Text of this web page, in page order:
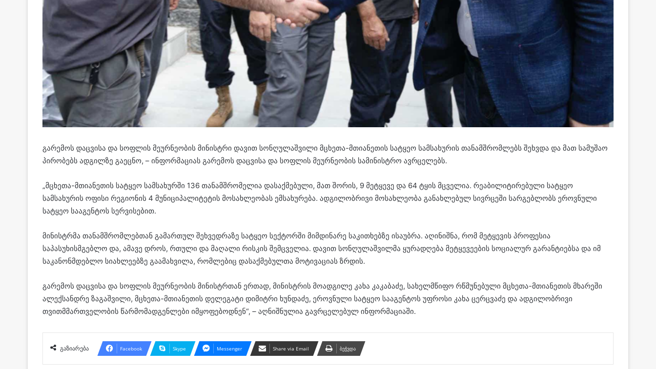
გარემოს დაცვისა და სოფლის მეურნეობის მინისტრი დავით სონღულაშვილი მცხეთა-მთიანეთის სატყეო სამსახურის თანამშრომლებს შეხვდა და მათ სამუშაო
პირობებს ადგილზე გაეცნო, – ინფორმაციას გარემოს დაცვისა და სოფლის მეურნეობის სამინისტრო ავრცელებს.
„მცხეთა-მთიანეთის სატყეო სამსახურში 136 თანამშრომელია დასაქმებული, მათ შორის, 9 მეტყევე და 64 ტყის მცველია. რეაბილიტირებული სატყეო
სამსახურის ოფისი რეგიონის 4 მუნიციპალიტეტის მოსახლეობას ემსახურება. ადგილობრივი მოსახლეობა განახლებულ სივრცეში სარგებლობს ეროვნული
სატყეო სააგენტოს სერვისებით.
მინისტრმა თანამშრომლებთან გამართულ შეხვედრაზე სატყეო სექტორში მიმდინარე საკითხებზე ისაუბრა. აღინიშნა, რომ მეტყევის პროფესია
საპასუხისმგებლო და, ამავე დროს, რთული და მაღალი რისკის შემცველია. დავით სონღულაშვილმა ყურადღება მეტყევეების სოციალურ გარანტიებსა და იმ
საკანონმდებლო სიახლეებზე გაამახვილა, რომლებიც დასაქმებულთა მოტივაციას ზრდის.
გარემოს დაცვისა და სოფლის მეურნეობის მინისტრთან ერთად, მინისტრის მოადგილე კახა კაკაბაძე, სახელმწიფო რწმუნებული მცხეთა-მთიანეთის მხარეში
ალექსანდრე ზაგაშვილი, მცხეთა-მთიანეთის დელეგატი დიმიტრი ხუნდაძე, ეროვნული სატყეო სააგენტოს უფროსი კახა ცერცვაძე და ადგილობრივი
თვითმმართველობის წარმომადგენლები იმყოფებოდნენ“, – აღნიშნულია გავრცელებულ ინფორმაციაში.
გაზიარება Facebook Skype Messenger Share via Email ბეჭვდა